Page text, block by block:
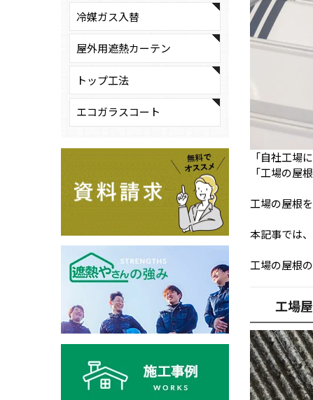
冷媒ガス入替
屋外用遮熱カーテン
トップ工法
エコガラスコート
「自社工場
「工場の屋
工場の屋根
本記事では
工場の屋根
工場